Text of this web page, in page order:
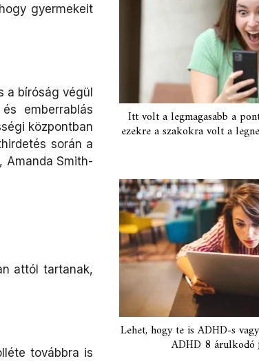
gyermekeit
a bíróság végül
emberrablás
központban
során a
Amanda Smith-
attól tartanak,
továbbra is
Itt volt a legmagasabb a
ezekre a szakokra volt a
Lehet, hogy te is ADHD-s
ADHD 8 árulkodó